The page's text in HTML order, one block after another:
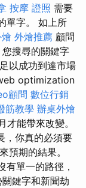
按摩 證照 需要
單字。 如上所
外燴推薦 顧問
搜尋的關鍵字
以成功到達市場
optimization
顧問 數位行銷
筋教學 辦桌外燴
能帶來改變。
，你真的必須要
預期的結果。
有單一的路徑，
鍵字和新聞劫